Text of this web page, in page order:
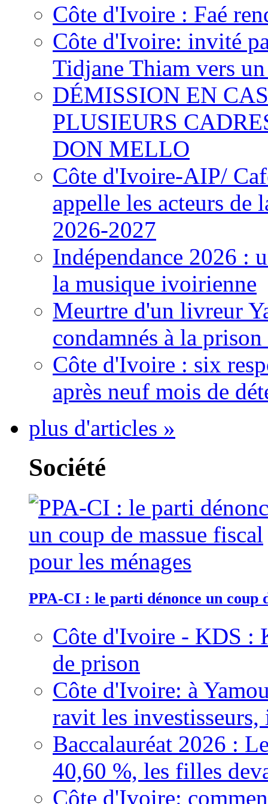
Côte d'Ivoire : Faé
Côte d'Ivoire: invité
Tidjane Thiam vers
DÉMISSION EN
PLUSIEURS
DON MELLO
Côte d'Ivoire-AIP/
appelle les acteurs de
2026-2027
Indépendance 2026 :
la musique ivoirienne
Meurtre d'un livreur
condamnés à la
Côte d'Ivoire : six
après neuf mois de
plus d'articles »
Société
PPA-CI : le parti dénonce un coup
Côte d'Ivoire - KDS :
de prison
Côte d'Ivoire: à
ravit les
Baccalauréat 2026 :
40,60 %, les filles
Côte d'Ivoire: